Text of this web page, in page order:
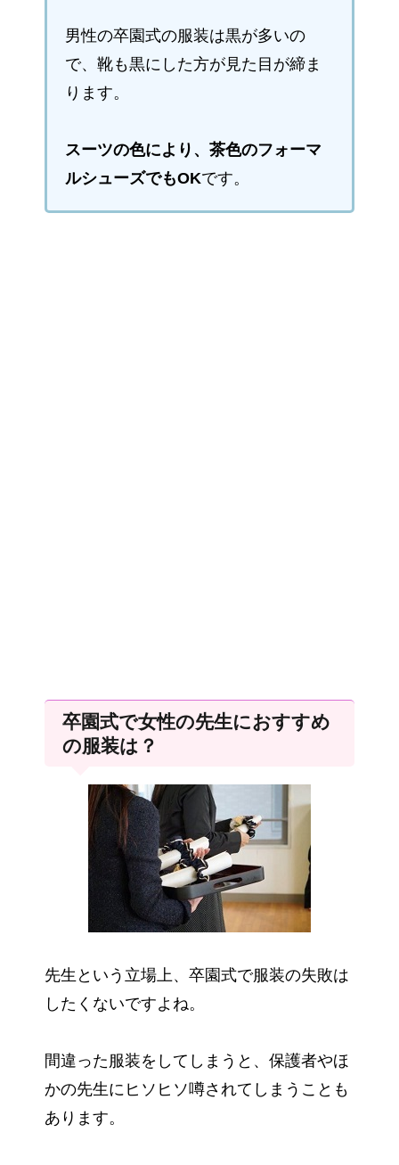
男性の卒園式の服装は黒が多いの
で、靴も黒にした方が見た目が締ま
ります。
スーツの色により、茶色のフォーマ
ルシューズでもOKです。
卒園式で女性の先生におすすめ
の服装は？
先生という立場上、卒園式で服装の失敗は
したくないですよね。
間違った服装をしてしまうと、保護者やほ
かの先生にヒソヒソ噂されてしまうことも
あります。